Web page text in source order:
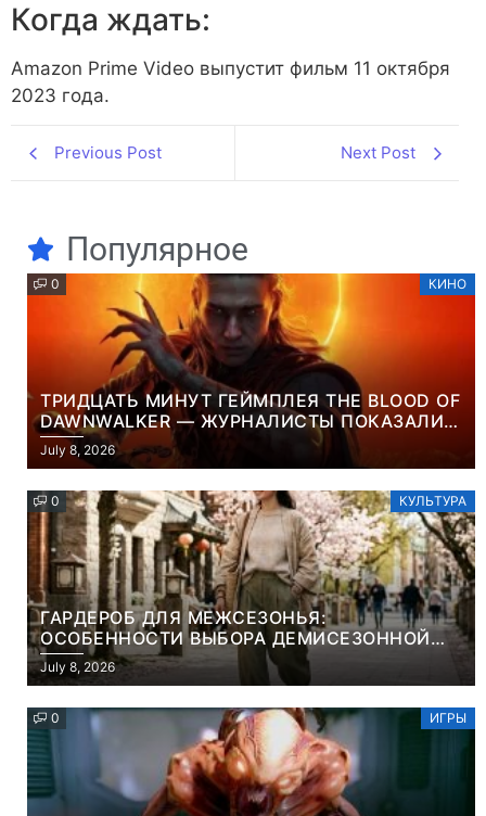
Когда ждать:
Amazon Prime Video выпустит фильм 11 октября
2023 года.
Previous Post Next Post
Популярное
0 КИНО
ТРИДЦАТЬ МИНУТ ГЕЙМПЛЕЯ THE BLOOD OF
DAWNWALKER — ЖУРНАЛИСТЫ ПОКАЗАЛИ
НАЧАЛО НОВОЙ ИГРЫ ОТ ВЕТЕРАНОВ CD
PROJEKT RED
July 8, 2026
0 КУЛЬТУРА
ГАРДЕРОБ ДЛЯ МЕЖСЕЗОНЬЯ:
ОСОБЕННОСТИ ВЫБОРА ДЕМИСЕЗОННОЙ
ПАРКИ И ЭЛЕГАНТНОГО ЖЕНСКОГО ПЛАЩА
July 8, 2026
0 ИГРЫ